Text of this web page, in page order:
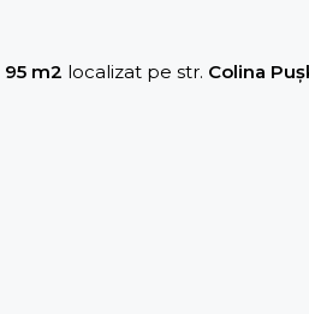
95 m2 localizat pe str. Colina